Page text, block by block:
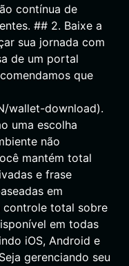
contínua de
## 2. Baixe a
sua jornada com
de um portal
que
wallet-download).
uma escolha
não
mantém total
e frase
em
controle total sobre
em todas
iOS, Android e
gerenciando seu